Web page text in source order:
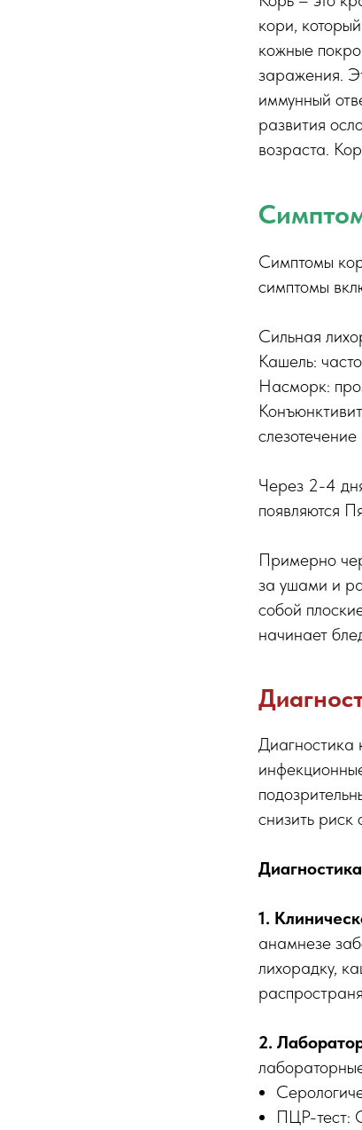
кори,
кожные
заражения.
иммунный
развития
возраста.
Симптомы
симптомы
Сильная
Кашель:
Насморк:
слезотечение
Через 2-4
появляются
Примерно
за ушами и
собой
начинает
Диагностика
снизить
1.
анамнезе
лихорадку,
2.
ПЦР-тест: